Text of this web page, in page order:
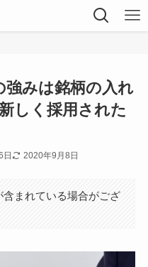
強みは銘柄の入れ
しく採用された
日 2020年9月8日
まれている場合がござ